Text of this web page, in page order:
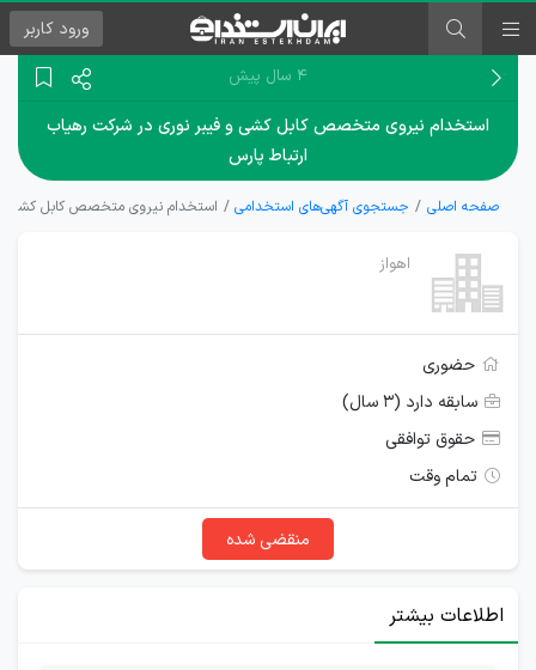
ورود کاربر
۴ سال پیش
استخدام نیروی متخصص کابل کشی و فیبر نوری در شرکت رهیاب
ارتباط پارس
صفحه اصلی جستجوی آگهی‌های استخدامی استخدام نیروی متخصص کابل کشی و
اهواز
حضوری
سابقه دارد (۳ سال)
حقوق توافقی
تمام وقت
منقضی شده
اطلاعات بیشتر